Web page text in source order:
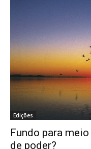
Edições
Fundo para
de poder?